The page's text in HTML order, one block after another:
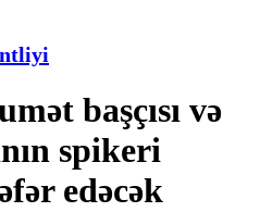
başçısı və
spikeri
edəcək